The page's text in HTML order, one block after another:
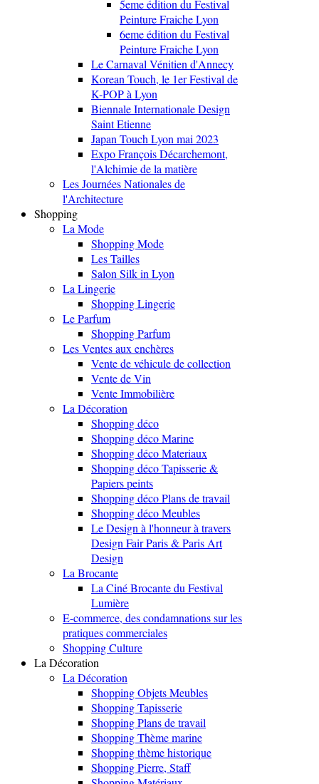
5eme édition du Festival
Peinture Fraiche Lyon
6eme édition du Festival
Peinture Fraiche Lyon
Le Carnaval Vénitien d'Annecy
Korean Touch, le 1er Festival de
K-POP à Lyon
Biennale Internationale Design
Saint Etienne
Japan Touch Lyon mai 2023
Expo François Décarchemont,
l'Alchimie de la matière
Les Journées Nationales de
l'Architecture
Shopping
La Mode
Shopping Mode
Les Tailles
Salon Silk in Lyon
La Lingerie
Shopping Lingerie
Le Parfum
Shopping Parfum
Les Ventes aux enchères
Vente de véhicule de collection
Vente de Vin
Vente Immobilière
La Décoration
Shopping déco
Shopping déco Marine
Shopping déco Materiaux
Shopping déco Tapisserie &
Papiers peints
Shopping déco Plans de travail
Shopping déco Meubles
Le Design à l'honneur à travers
Design Fair Paris & Paris Art
Design
La Brocante
La Ciné Brocante du Festival
Lumière
E-commerce, des condamnations sur les
pratiques commerciales
Shopping Culture
La Décoration
La Décoration
Shopping Objets Meubles
Shopping Tapisserie
Shopping Plans de travail
Shopping Thème marine
Shopping thème historique
Shopping Pierre, Staff